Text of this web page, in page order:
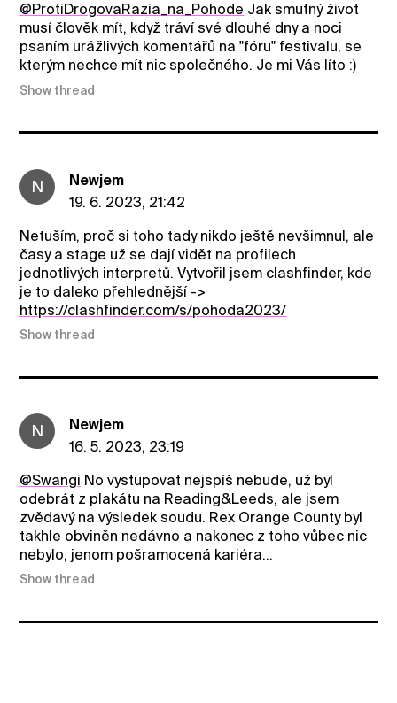
@ProtiDrogovaRazia_na_Pohode Jak smutný život
musí člověk mít, když tráví své dlouhé dny a noci
psaním urážlivých komentářů na "fóru" festivalu, se
kterým nechce mít nic společného. Je mi Vás líto :)
Show thread
N
Newjem
19. 6. 2023, 21:42
Netuším, proč si toho tady nikdo ještě nevšimnul, ale
časy a stage už se dají vidět na profilech
jednotlivých interpretů. Vytvořil jsem clashfinder, kde
je to daleko přehlednější ->
https://clashfinder.com/s/pohoda2023/
Show thread
N
Newjem
16. 5. 2023, 23:19
@Swangi No vystupovat nejspíš nebude, už byl
odebrát z plakátu na Reading&Leeds, ale jsem
zvědavý na výsledek soudu. Rex Orange County byl
takhle obviněn nedávno a nakonec z toho vůbec nic
nebylo, jenom pošramocená kariéra...
Show thread